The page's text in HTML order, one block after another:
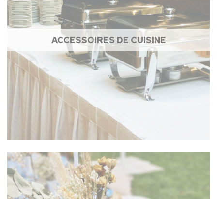
ACCESSOIRES DE CUISINE